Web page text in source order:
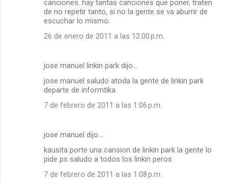
canciones. hay tantas canciones que poner, traten
de no repetir tanto, si no la gente se va aburrir de
escuchar lo mismo.
26 de enero de 2011 a las 12:00 p.m.
jose manuel linkin park dijo…
jose manuel saludo atoda la gente de linkin park
departe de informtika
7 de febrero de 2011 a las 1:06 p.m.
jose manuel dijo…
kausita porte una cansion de linkin park la gente lo
pide ps saludo a todos los linkin peros
7 de febrero de 2011 a las 1:08 p.m.